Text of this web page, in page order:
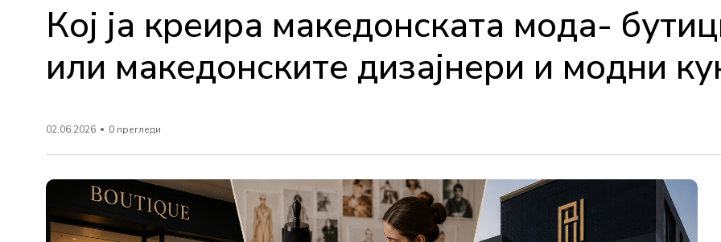
Кој ја креира македонската мода-
или македонските дизајнери и модни
02.06.2026 0 прегледи